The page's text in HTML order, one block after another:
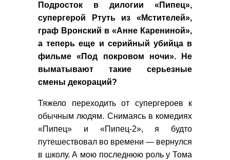
Подросток в дилогии «Пипец»,
супергерой Ртуть из «Мстителей»,
граф Вронский в «Анне Карениной»,
а теперь еще и серийный убийца в
фильме «Под покровом ночи». Не
выматывают такие серьезные
смены декораций?
Тяжело переходить от супергероев к
обычным людям. Снимаясь в комедиях
«Пипец» и «Пипец-2», я будто
путешествовал во времени — вернулся
в школу. А мою последнюю роль у Тома